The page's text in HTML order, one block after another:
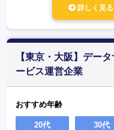
詳しく見る
【東京・大阪】デー
ービス運営企業
おすすめ年齢
20代 30代